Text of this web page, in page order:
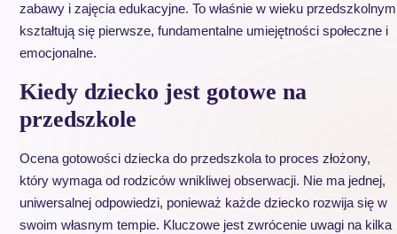
zabawy i zajęcia edukacyjne. To właśnie w wieku przedszkolnym
kształtują się pierwsze, fundamentalne umiejętności społeczne i
emocjonalne.
Kiedy dziecko jest gotowe na
przedszkole
Ocena gotowości dziecka do przedszkola to proces złożony,
który wymaga od rodziców wnikliwej obserwacji. Nie ma jednej,
uniwersalnej odpowiedzi, ponieważ każde dziecko rozwija się w
swoim własnym tempie. Kluczowe jest zwrócenie uwagi na kilka